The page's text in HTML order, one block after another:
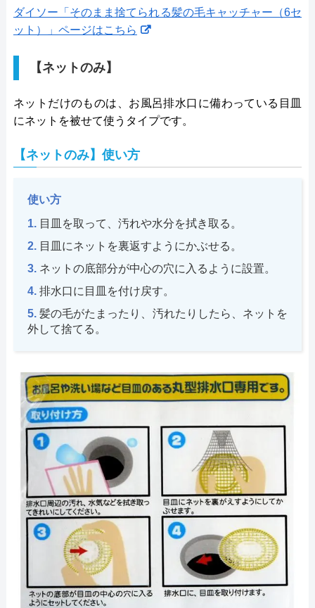
ダイソー「そのまま捨てられる髪の毛キャッチャー（6セ
ット）」ページはこちら
【ネットのみ】
ネットだけのものは、お風呂排水口に備わっている目皿
にネットを被せて使うタイプです。
【ネットのみ】使い方
使い方
目皿を取って、汚れや水分を拭き取る。
目皿にネットを裏返すようにかぶせる。
ネットの底部分が中心の穴に入るように設置。
排水口に目皿を付け戻す。
髪の毛がたまったり、汚れたりしたら、ネットを
外して捨てる。